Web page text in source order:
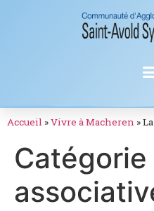
Accueil »Vivre à Macheren »
Catégorie